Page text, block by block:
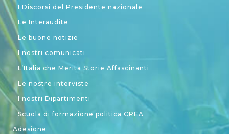
I Discorsi del Presidente nazionale
Le Interaudite
Le buone notizie
I nostri comunicati
L’Italia che Merita Storie Affascinanti
Le nostre interviste
I nostri Dipartimenti
Scuola di formazione politica CREA
Adesione